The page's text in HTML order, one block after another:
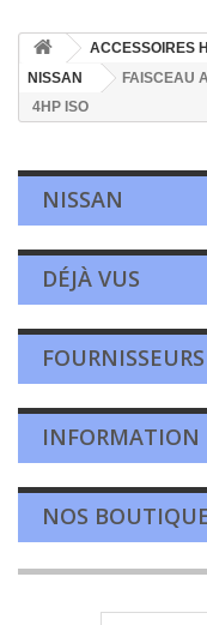
ACCESSOIRES
NISSAN
FAISCEAU
4HP ISO
NISSAN
DÉJÀ VUS
FOURNISSEURS
INFORMATION
NOS